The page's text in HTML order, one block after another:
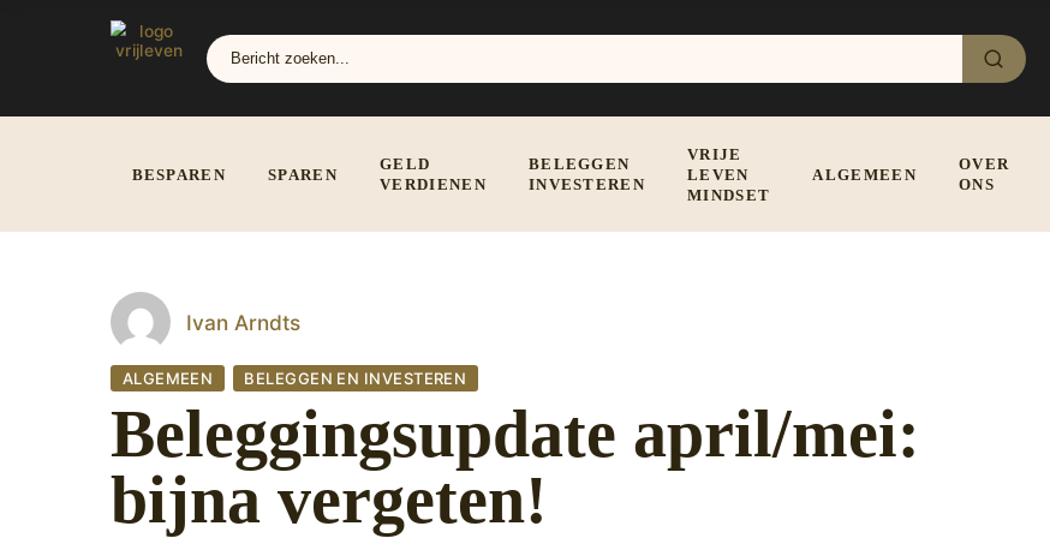
BESPAREN SPAREN
GELD
VERDIENEN
BELEGGEN
INVESTEREN
VRIJE
LEVEN
MINDSET
ALGEMEEN
OVER
ONS
Ivan Arndts
ALGEMEEN BELEGGEN EN INVESTEREN
Beleggingsupdate april/mei:
bijna vergeten!